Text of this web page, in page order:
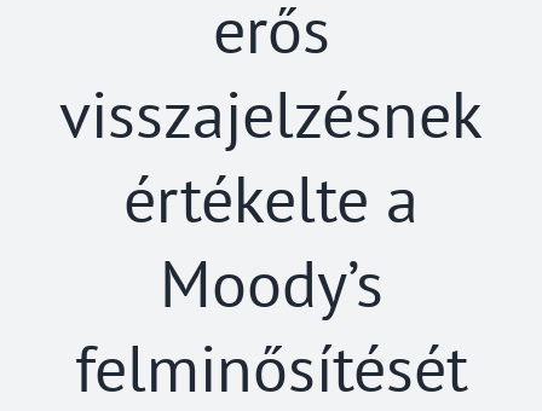
erős
visszajelzésnek
értékelte a
Moody’s
felminősítését